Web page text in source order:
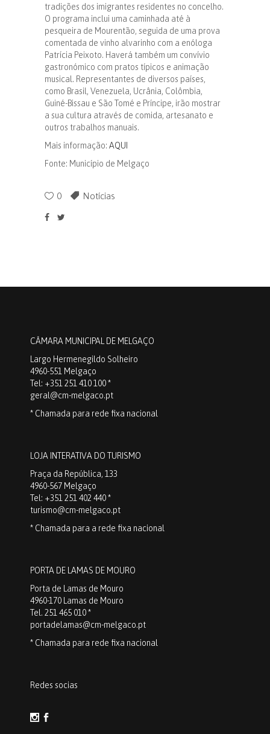
tradições dos imigrantes residentes no concelho.
O programa inclui uma caminhada até à
pesqueira de Mourentão, seguida de uma prova
comentada de vinho alvarinho com a enóloga
Patrícia Peixoto. Haverá também um convívio
gastronómico com pratos típicos e animação
musical. Representantes de diversos países,
como Brasil, Venezuela, Ucrânia, Colômbia,
Guiné-Bissau e São Tomé e Príncipe, irão mostrar
a sua cultura através de comida, artesanato e
outros trabalhos manuais.
Mais informação: AQUI
Fonte: Município de Melgaço
0 Notícias
CÂMARA MUNICIPAL DE MELGAÇO
Largo Hermenegildo Solheiro
4960-551 Melgaço
Tel: +351 251 410 100 *
geral@cm-melgaco.pt
* Chamada para rede fixa nacional
LOJA INTERATIVA DO TURISMO
Praça da República, 133
4960-567 Melgaço
Tel: +351 251 402 440 *
turismo@cm-melgaco.pt
* Chamada para a rede fixa nacional
PORTA DE LAMAS DE MOURO
Porta de Lamas de Mouro
4960-170 Lamas de Mouro
Tel. 251 465 010 *
portadelamas@cm-melgaco.pt
* Chamada para rede fixa nacional
Redes socias